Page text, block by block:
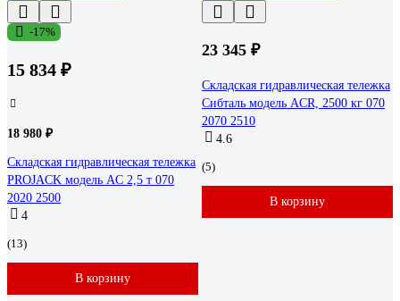
-17%
15 834 ₽
18 980 ₽
Складская гидравлическая тележка
PROJACK модель AC 2,5 т 070
2020 2500
4
(13)
В корзину
23 345 ₽
Складская гидравлическая тележка
Сибталь модель ACR, 2500 кг 070
2070 2510
4.6
(5)
В корзину